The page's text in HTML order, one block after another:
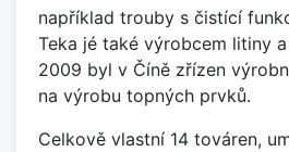
například trouby s čistící
Teka jé také výrobcem litiny
2009 byl v Číně zřízen
na výrobu topných prvků.
Celkově vlastní 14 továren,